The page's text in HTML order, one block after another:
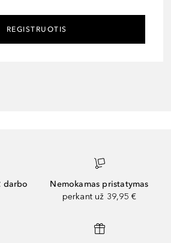
REGISTRUOTIS
darbo
Nemokamas pristatymas
perkant už 39,95 €